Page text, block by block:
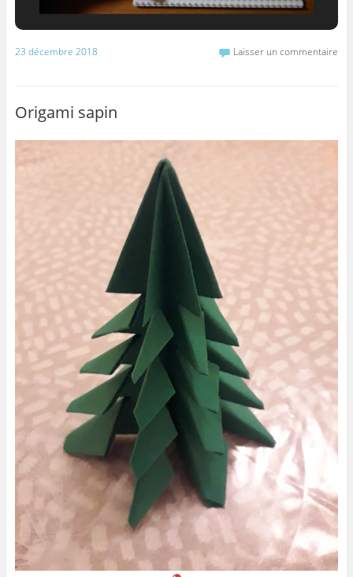
23 décembre 2018 Laisser un commentaire
Origami sapin